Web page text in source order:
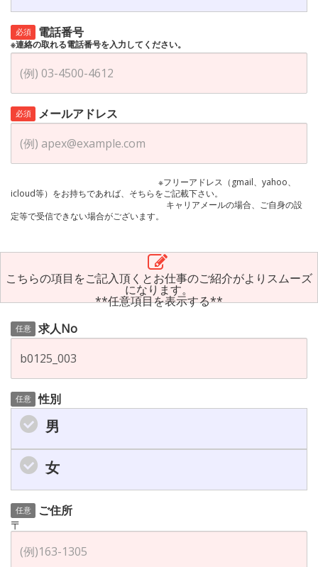
必須 電話番号
※連絡の取れる電話番号を入力してください。
必須 メールアドレス
※フリーアドレス（gmail、yahoo、
icloud等）をお持ちであれば、そちらをご記載下さい。
キャリアメールの場合、ご自身の設
定等で受信できない場合がございます。
こちらの項目をご記入頂くとお仕事のご紹介がよりスムーズ
になります。
**任意項目を表示する**
任意 求人No
任意 性別
男
女
任意
ご住所
〒